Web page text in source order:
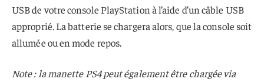
USB de votre console PlayStation à l’aide d’un câble USB
approprié. La batterie se chargera alors, que la console soit
allumée ou en mode repos.
Note : la manette PS4 peut également être chargée via